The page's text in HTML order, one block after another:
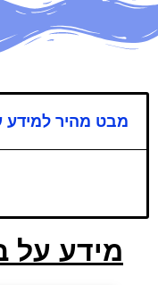
מבט מהיר למידע
מידע על